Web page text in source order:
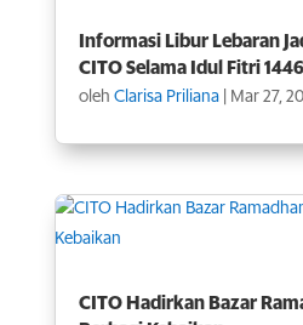
Informasi Libur Lebaran
CITO Selama Idul Fitri 1446
oleh Clarisa Priliana| Mar 27,
CITO Hadirkan Bazar